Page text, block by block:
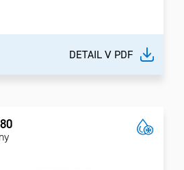
DETAIL V PDF